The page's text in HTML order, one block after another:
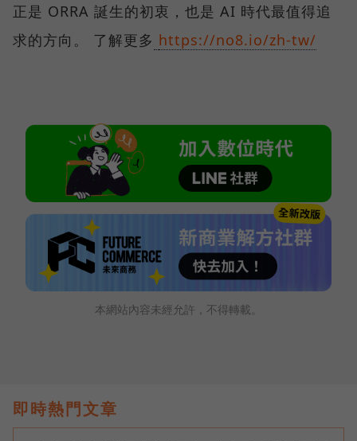
正是 ORRA 誕生的初衷，也是 AI 時代最值得追
求的方向。 了解更多 https://no8.io/zh-tw/
本網站內容未經允許，不得轉載。
即時熱門文章